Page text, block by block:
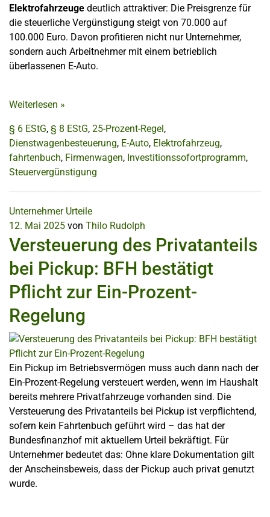
Elektrofahrzeuge deutlich attraktiver: Die Preisgrenze für
die steuerliche Vergünstigung steigt von 70.000 auf
100.000 Euro. Davon profitieren nicht nur Unternehmer,
sondern auch Arbeitnehmer mit einem betrieblich
überlassenen E-Auto.
Weiterlesen »
§ 6 EStG, § 8 EStG, 25-Prozent-Regel,
Dienstwagenbesteuerung, E-Auto, Elektrofahrzeug,
fahrtenbuch, Firmenwagen, Investitionssofortprogramm,
Steuervergünstigung
Unternehmer Urteile
12. Mai 2025 von Thilo Rudolph
Versteuerung des Privatanteils
bei Pickup: BFH bestätigt
Pflicht zur Ein-Prozent-
Regelung
Ein Pickup im Betriebsvermögen muss auch dann nach der
Ein-Prozent-Regelung versteuert werden, wenn im Haushalt
bereits mehrere Privatfahrzeuge vorhanden sind. Die
Versteuerung des Privatanteils bei Pickup ist verpflichtend,
sofern kein Fahrtenbuch geführt wird – das hat der
Bundesfinanzhof mit aktuellem Urteil bekräftigt. Für
Unternehmer bedeutet das: Ohne klare Dokumentation gilt
der Anscheinsbeweis, dass der Pickup auch privat genutzt
wurde.